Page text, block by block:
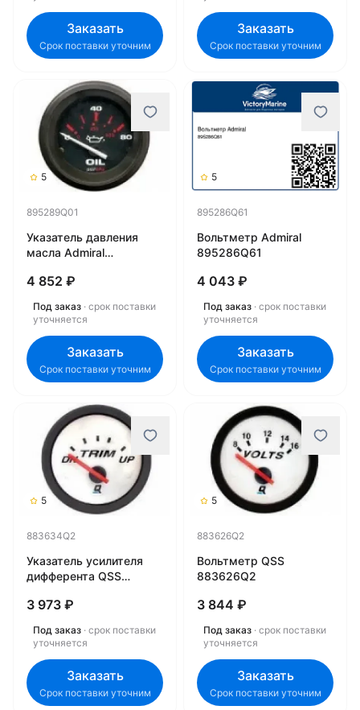
Заказать
Срок поставки уточним
Заказать
Срок поставки уточним
5
895289Q01
Указатель давления
масла Admiral
4 852 ₽
Под заказ · срок поставки
уточняется
Заказать
Срок поставки уточним
5
895286Q61
Вольтметр Admiral
895286Q61
4 043 ₽
Под заказ · срок поставки
уточняется
Заказать
Срок поставки уточним
5
883634Q2
Указатель усилителя
дифферента QSS
3 973 ₽
Под заказ · срок поставки
уточняется
Заказать
Срок поставки уточним
5
883626Q2
Вольтметр QSS
883626Q2
3 844 ₽
Под заказ · срок поставки
уточняется
Заказать
Срок поставки уточним